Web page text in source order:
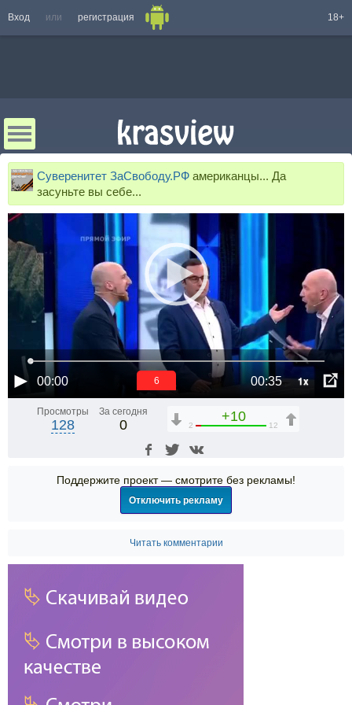
Вход или регистрация 18+
Суверенитет ЗаСвободу.РФ американцы... Да
засуньте вы себе...
00:00 00:35 1x
6
Просмотры
128
За сегодня
0
+10
2 12
Поддержите проект — смотрите без рекламы!
Отключить рекламу
Читать комментарии